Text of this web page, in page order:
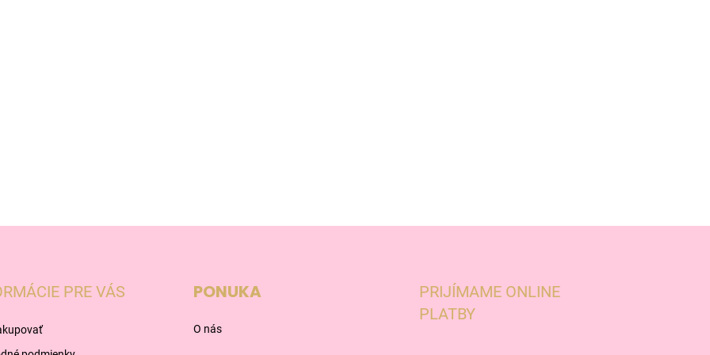
PRE VÁS PONUKA
O nás
PRIJÍMAME ONLINE
PLATBY